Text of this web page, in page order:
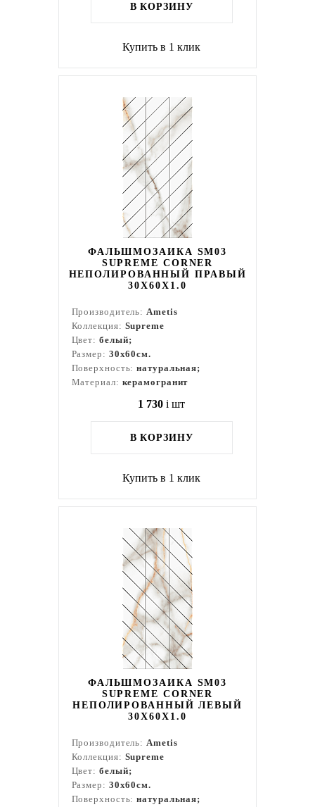
В КОРЗИНУ
Купить в 1 клик
ФАЛЬШМОЗАИКА SM03
SUPREME CORNER
НЕПОЛИРОВАННЫЙ ПРАВЫЙ
30X60X1.0
Производитель:Ametis
Коллекция: Supreme
Цвет: белый;
Размер: 30x60см.
Поверхность:натуральная;
Материал: керамогранит
1 730 i шт
В КОРЗИНУ
Купить в 1 клик
ФАЛЬШМОЗАИКА SM03
SUPREME CORNER
НЕПОЛИРОВАННЫЙ ЛЕВЫЙ
30X60X1.0
Производитель:Ametis
Коллекция: Supreme
Цвет: белый;
Размер: 30x60см.
Поверхность:натуральная;